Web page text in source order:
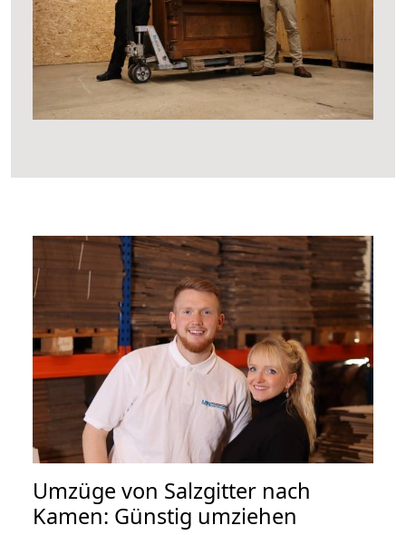
Umzüge von Salzgitter nach
Kamen: Günstig umziehen